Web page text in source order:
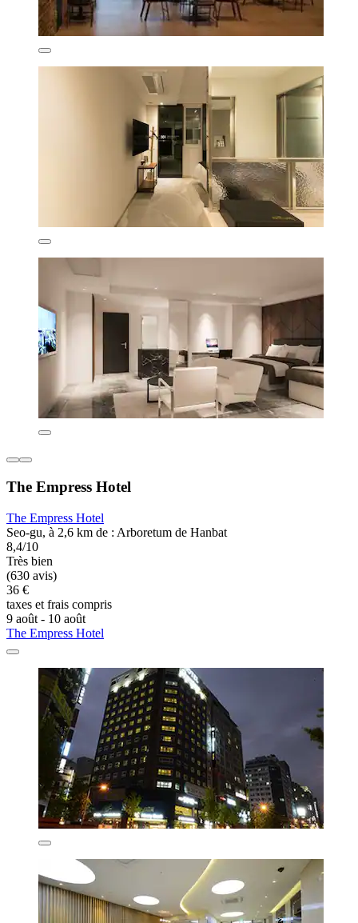
The Empress Hotel
The Empress Hotel
Seo-gu, à 2,6 km de : Arboretum de Hanbat
8,4/10
Très bien
(630 avis)
36 €
taxes et frais compris
9 août - 10 août
The Empress Hotel